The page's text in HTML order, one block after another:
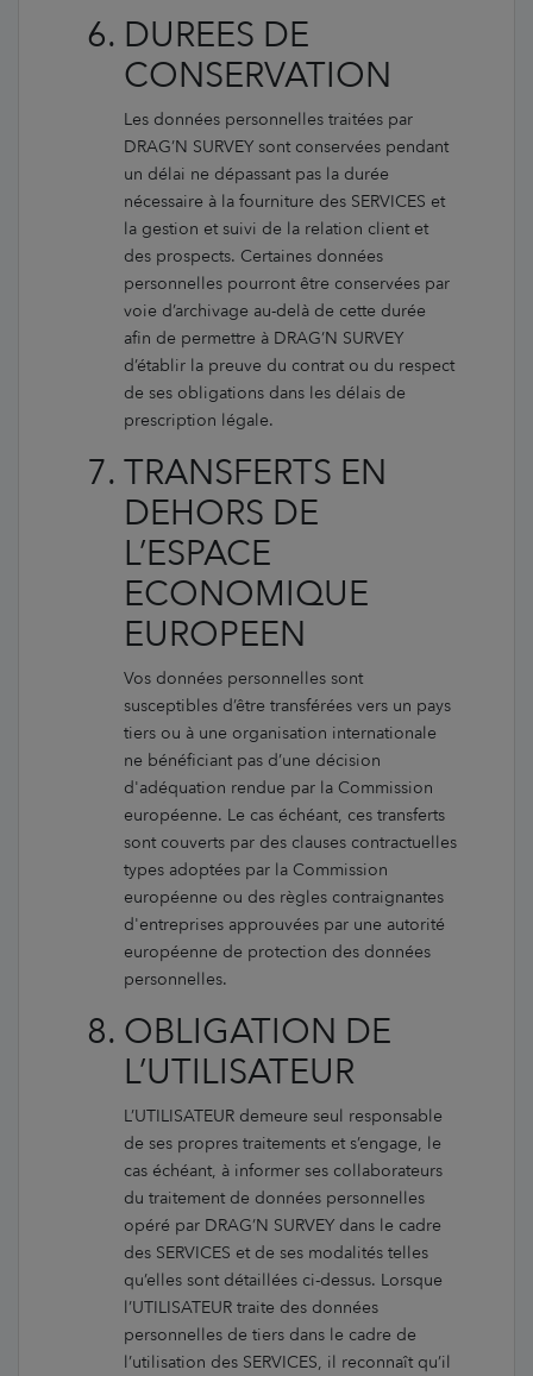
DUREES DE
CONSERVATION
Les données personnelles traitées par
DRAG’N SURVEY sont conservées pendant
un délai ne dépassant pas la durée
nécessaire à la fourniture des SERVICES et
la gestion et suivi de la relation client et
des prospects. Certaines données
personnelles pourront être conservées par
voie d’archivage au-delà de cette durée
afin de permettre à DRAG’N SURVEY
d’établir la preuve du contrat ou du respect
de ses obligations dans les délais de
prescription légale.
TRANSFERTS EN
DEHORS DE
L’ESPACE
ECONOMIQUE
EUROPEEN
Vos données personnelles sont
susceptibles d’être transférées vers un pays
tiers ou à une organisation internationale
ne bénéficiant pas d’une décision
d'adéquation rendue par la Commission
européenne. Le cas échéant, ces transferts
sont couverts par des clauses contractuelles
types adoptées par la Commission
européenne ou des règles contraignantes
d'entreprises approuvées par une autorité
européenne de protection des données
personnelles.
OBLIGATION DE
L’UTILISATEUR
L’UTILISATEUR demeure seul responsable
de ses propres traitements et s’engage, le
cas échéant, à informer ses collaborateurs
du traitement de données personnelles
opéré par DRAG’N SURVEY dans le cadre
des SERVICES et de ses modalités telles
qu’elles sont détaillées ci-dessus. Lorsque
l’UTILISATEUR traite des données
personnelles de tiers dans le cadre de
l’utilisation des SERVICES, il reconnaît qu’il